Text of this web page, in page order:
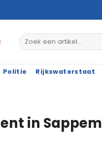
Politie Rijkswaterstaat
in